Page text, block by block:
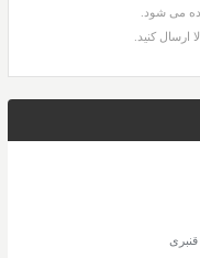
می شود.
کنید.